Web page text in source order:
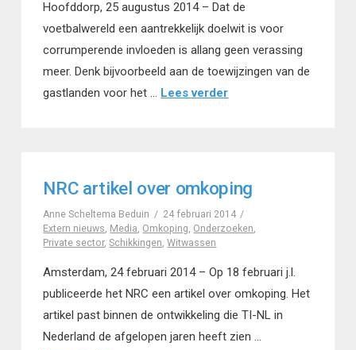
Hoofddorp, 25 augustus 2014 – Dat de
voetbalwereld een aantrekkelijk doelwit is voor
corrumperende invloeden is allang geen verassing
meer. Denk bijvoorbeeld aan de toewijzingen van de
gastlanden voor het … Lees verder
NRC artikel over omkoping
Anne Scheltema Beduin
24 februari 2014
Extern nieuws, Media, Omkoping, Onderzoeken,
Private sector,Schikkingen,Witwassen
Amsterdam, 24 februari 2014 – Op 18 februari j.l.
publiceerde het NRC een artikel over omkoping. Het
artikel past binnen de ontwikkeling die TI-NL in
Nederland de afgelopen jaren heeft zien …